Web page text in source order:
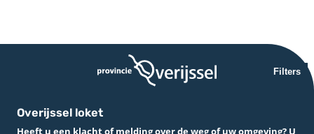
Filters
Overijssel loket
Heeft u een klacht of melding over de weg of uw omgeving? U